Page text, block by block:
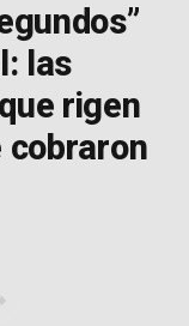
las
rigen
cobraron